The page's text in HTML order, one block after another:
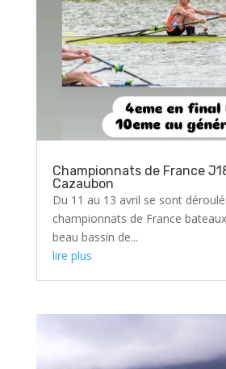
Championnats de France
Cazaubon
Du 11 au 13 avril se sont
championnats de France
beau bassin de...
lire plus